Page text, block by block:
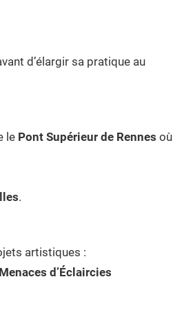
d’élargir sa pratique au
le Pont Supérieur de Rennes où
.
artistiques :
Menaces d’Éclaircies